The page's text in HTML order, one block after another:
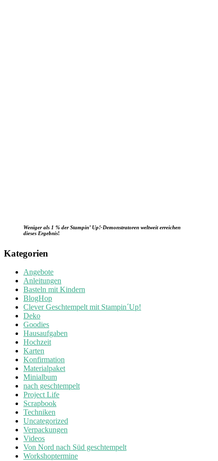
Weniger als 1 % der Stampin’ Up!-Demonstratoren weltweit erreichen
dieses Ergebnis!
Kategorien
Angebote
Anleitungen
Basteln mit Kindern
BlogHop
Clever Geschtempelt mit Stampin´Up!
Deko
Goodies
Hausaufgaben
Hochzeit
Karten
Konfirmation
Materialpaket
Minialbum
nach geschtempelt
Project Life
Scrapbook
Techniken
Uncategorized
Verpackungen
Videos
Von Nord nach Süd geschtempelt
Workshoptermine